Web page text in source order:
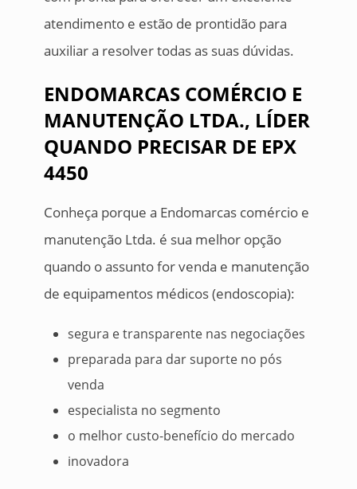
atendimento e estão de prontidão para
auxiliar a resolver todas as suas dúvidas.
ENDOMARCAS COMÉRCIO E
MANUTENÇÃO LTDA., LÍDER
QUANDO PRECISAR DE EPX
4450
Conheça porque a Endomarcas comércio e
manutenção Ltda. é sua melhor opção
quando o assunto for venda e manutenção
de equipamentos médicos (endoscopia):
segura e transparente nas negociações
preparada para dar suporte no pós
venda
especialista no segmento
o melhor custo-benefício do mercado
inovadora